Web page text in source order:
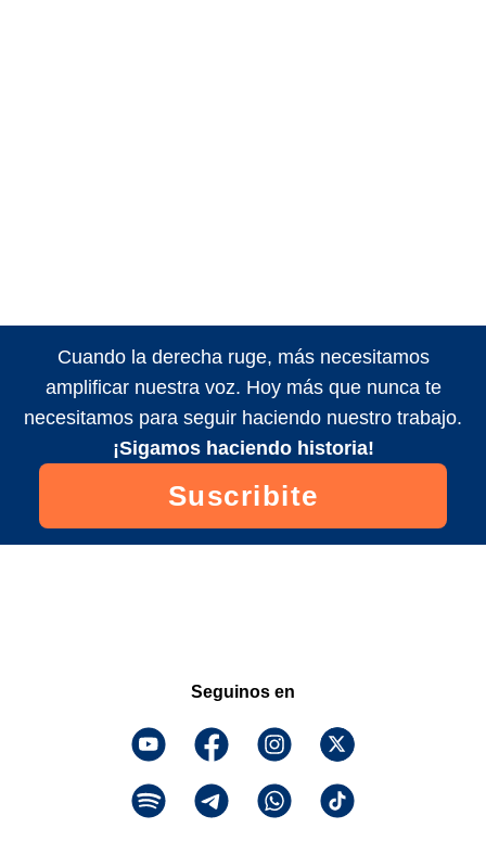
Cuando la derecha ruge, más necesitamos
amplificar nuestra voz. Hoy más que nunca te
necesitamos para seguir haciendo nuestro trabajo.
¡Sigamos haciendo historia!
Suscribite
Seguinos en